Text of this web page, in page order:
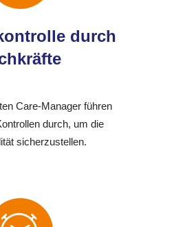
durch
Care-Manager führen
durch, um die
sicherzustellen.